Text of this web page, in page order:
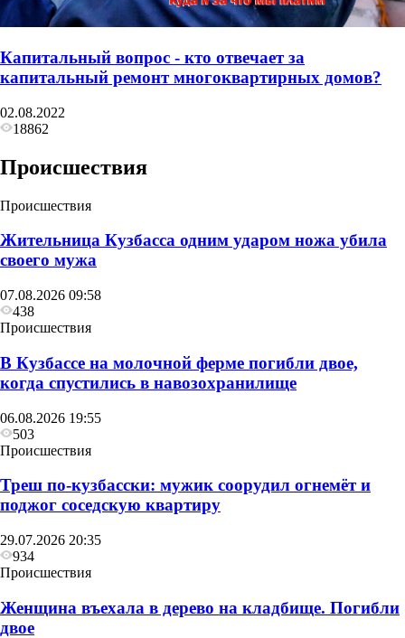
Капитальный вопрос - кто отвечает за
капитальный ремонт многоквартирных домов?
02.08.2022
18862
Происшествия
Происшествия
Жительница Кузбасса одним ударом ножа убила
своего мужа
07.08.2026 09:58
438
Происшествия
В Кузбассе на молочной ферме погибли двое,
когда спустились в навозохранилище
06.08.2026 19:55
503
Происшествия
Треш по-кузбасски: мужик соорудил огнемёт и
поджог соседскую квартиру
29.07.2026 20:35
934
Происшествия
Женщина въехала в дерево на кладбище. Погибли
двое